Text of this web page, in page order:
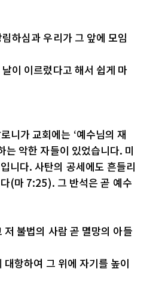
하심과 우리가 그 앞에 모임
이 이르렀다고 해서 쉽게 마
니가 교회에는 ‘예수님의 재
는 악한 자들이 있었습니다. 미
니다. 사탄의 공세에도 흔들리
(마 7:25). 그 반석은 곧 예수
불법의 사람 곧 멸망의 아들
항하여 그 위에 자기를 높이